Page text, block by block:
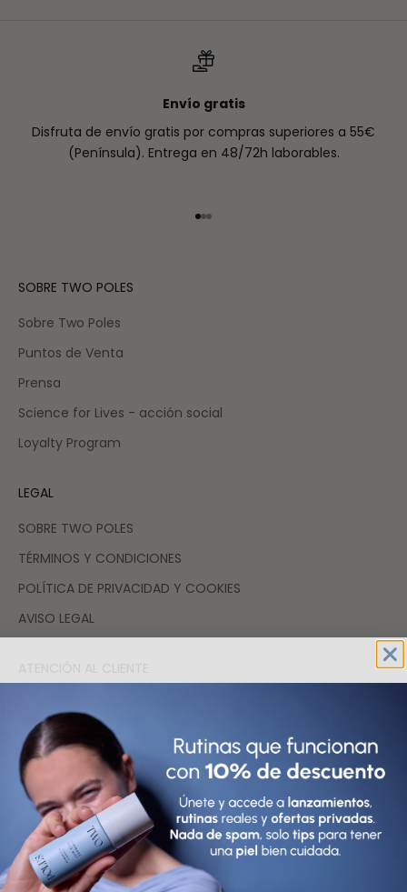
Envío gratis
Disfruta de envío gratis por compras superiores a 55€
(Península). Entrega en 48/72h laborables.
Ir al artículo 1
Ir al artículo 2
Ir al artículo 3
SOBRE TWO POLES
Sobre Two Poles
Puntos de Venta
Prensa
Science for Lives - acción social
Loyalty Program
LEGAL
SOBRE TWO POLES
TÉRMINOS Y CONDICIONES
POLÍTICA DE PRIVACIDAD Y COOKIES
AVISO LEGAL
FAQs resuelve tus dudas
DEVOLUCIONES
CONTACTO
SOSTENIBILIDAD
COMPRAR COSMÉTICA